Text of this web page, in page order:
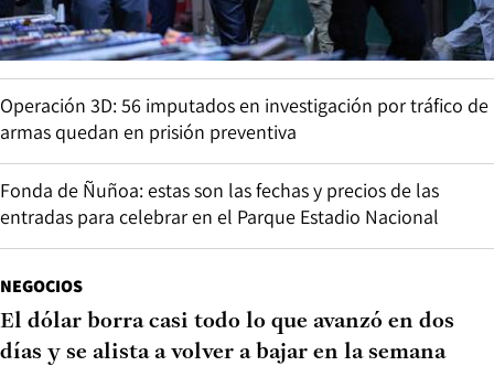
Operación 3D: 56 imputados en investigación por tráfico de
armas quedan en prisión preventiva
Fonda de Ñuñoa: estas son las fechas y precios de las
entradas para celebrar en el Parque Estadio Nacional
NEGOCIOS
El dólar borra casi todo lo que avanzó en dos
días y se alista a volver a bajar en la semana